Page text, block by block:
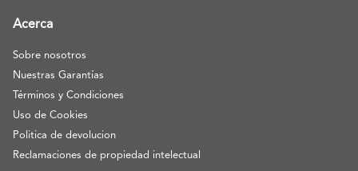
Acerca
Sobre nosotros
Nuestras Garantías
Términos y Condiciones
Uso de Cookies
Politica de devolucion
Reclamaciones de propiedad intelectual